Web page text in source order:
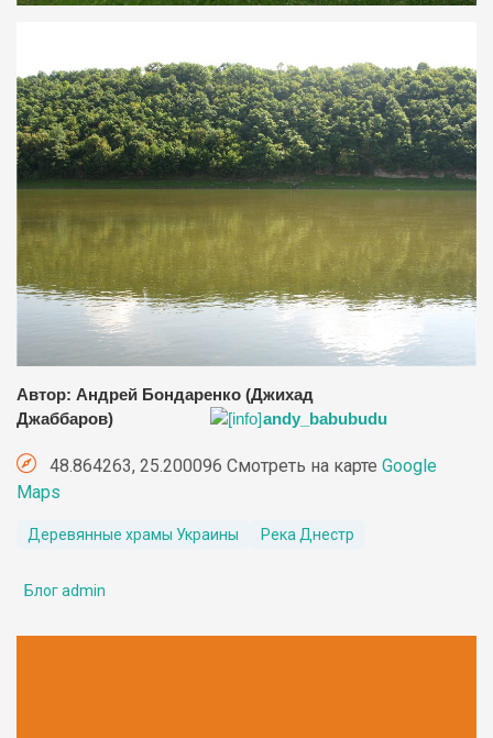
Автор: Андрей Бондаренко (Джихад
Джаббаров)
andy_babubudu
48.864263, 25.200096 Смотреть на карте Google
Maps
Деревянные храмы Украины Река Днестр
Блог admin